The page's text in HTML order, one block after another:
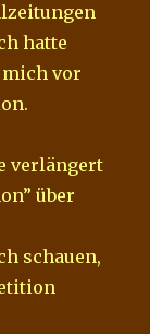
hatte
vor
verlängert
über
schauen,